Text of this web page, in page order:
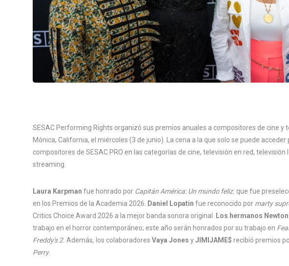
SESAC Performing Rights organizó sus premios anuales a compositores de cine y
Mónica, California, el miércoles (3 de junio). La cena a la que solo se puede
compositores de SESAC PRO en las categorías de cine, televisión en red,
streaming.
Laura Karpman fue honrado por Capitán América: Un mundo feliz. que fue
en los Premios de la Academia 2026.
Daniel Lopatin fue reconocido por marty
Critics Choice Award 2026 a la mejor banda sonora original.
Los hermanos Newton
trabajo en el horror contemporáneo; este año serán honrados por su trabajo en
Freddy's 2. Además, los colaboradores Vaya Jones yJIMIJAME$ recibió premios
Perry.